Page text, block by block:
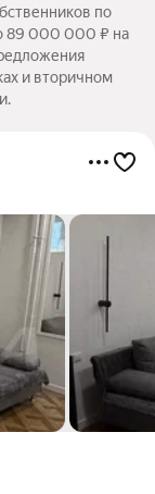
по
89 000 000 ₽ на
и вторичном